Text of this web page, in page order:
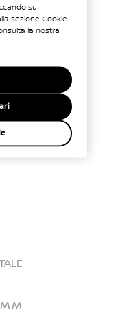
MM
su
sezione Cookie
la nostra